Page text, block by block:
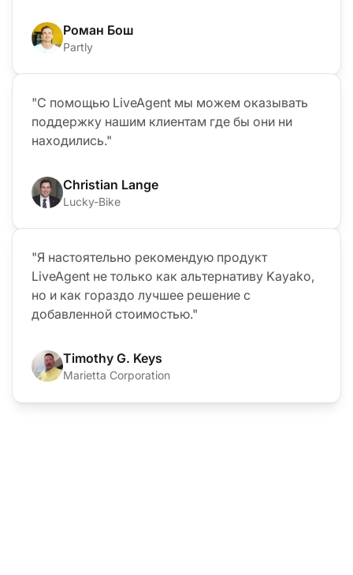
Роман Бош
Partly
"С помощью LiveAgent мы можем оказывать
поддержку нашим клиентам где бы они ни
находились."
Christian Lange
Lucky-Bike
"Я настоятельно рекомендую продукт
LiveAgent не только как альтернативу Kayako,
но и как гораздо лучшее решение с
добавленной стоимостью."
Timothy G. Keys
Marietta Corporation